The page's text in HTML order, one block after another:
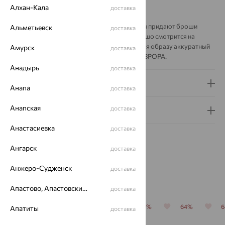
но не перегруженным.
Ажурные элементы и дугообразные контуры придают броши
лёгкость и динамику. Такое украшение хорошо смотрится на
лацкане жакета, платье или пальто, добавляя образу аккуратный
блеск и завершённость. Производитель — АВРОРА.
Гарантия и возврат
64% 70% 64%
Алхан-Кала доставка
Альметьевск доставка
Амурск доставка
Анадырь доставка
Анапа доставка
Анапская доставка
Анастасиевка доставка
Ангарск доставка
Анжеро-Судженск доставка
Апастово, Апастовский район доставка
Апатиты доставка